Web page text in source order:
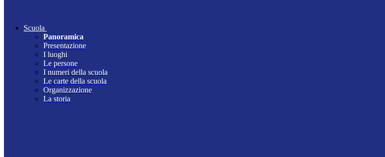
Scuola
Panoramica
Presentazione
I luoghi
Le persone
I numeri della scuola
Le carte della scuola
Organizzazione
La storia